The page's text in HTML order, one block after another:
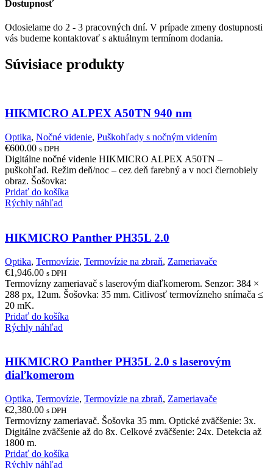
Dostupnosť
Odosielame do 2 - 3 pracovných dní. V prípade zmeny dostupnosti
vás budeme kontaktovať s aktuálnym termínom dodania.
Súvisiace produkty
HIKMICRO ALPEX A50TN 940 nm
Optika, Nočné videnie, Puškohľady s nočným videním
€600.00 s DPH
Digitálne nočné videnie HIKMICRO ALPEX A50TN –
puškohľad. Režim deň/noc – cez deň farebný a v noci čiernobiely
obraz. Šošovka:
Pridať do košíka
Rýchly náhľad
HIKMICRO Panther PH35L 2.0
Optika, Termovízie, Termovízie na zbraň, Zameriavače
€1,946.00 s DPH
Termovízny zameriavač s laserovým diaľkomerom. Senzor: 384 ×
288 px, 12um. Šošovka: 35 mm. Citlivosť termovízneho snímača ≤
20 mK.
Pridať do košíka
Rýchly náhľad
HIKMICRO Panther PH35L 2.0 s laserovým
diaľkomerom
Optika, Termovízie, Termovízie na zbraň, Zameriavače
€2,380.00 s DPH
Termovízny zameriavač. Šošovka 35 mm. Optické zväčšenie: 3x.
Digitálne zväčšenie až do 8x. Celkové zväčšenie: 24x. Detekcia až
1800 m.
Pridať do košíka
Rýchly náhľad